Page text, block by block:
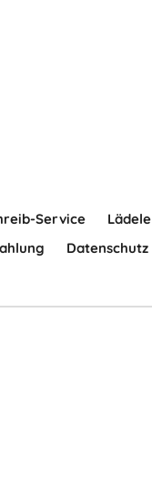
Service
Lädele
Datenschutz